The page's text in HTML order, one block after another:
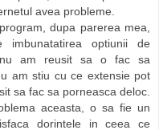
avea probleme.
dupa parerea mea,
optiunii de
am reusit sa o fac sa
am stiu cu ce extensie pot
sa fac sa porneasca deloc.
aceasta, o sa fie un
dorintele in ceea ce